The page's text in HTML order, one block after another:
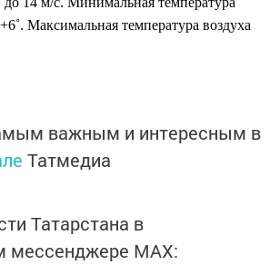
Максимальная температура воздуха
важным и интересным в
Татмедиа
Татарстана в
мессенджере MАХ: